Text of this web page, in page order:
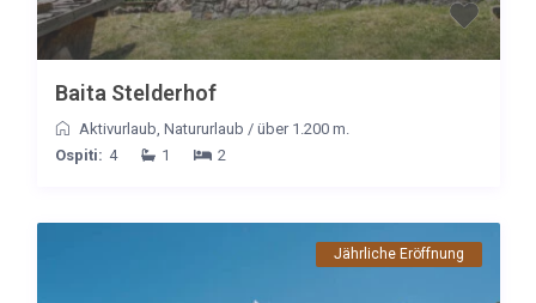
Baita Stelderhof
Aktivurlaub, Natururlaub / über 1.200 m.
Ospiti: 4 1 2
Jährliche Eröffnung